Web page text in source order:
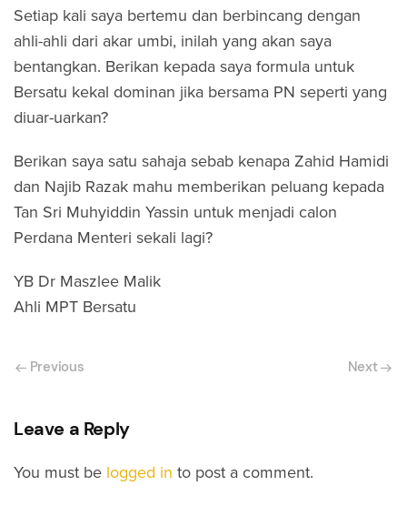
Setiap kali saya bertemu dan berbincang dengan
ahli-ahli dari akar umbi, inilah yang akan saya
bentangkan. Berikan kepada saya formula untuk
Bersatu kekal dominan jika bersama PN seperti yang
diuar-uarkan?
Berikan saya satu sahaja sebab kenapa Zahid Hamidi
dan Najib Razak mahu memberikan peluang kepada
Tan Sri Muhyiddin Yassin untuk menjadi calon
Perdana Menteri sekali lagi?
YB Dr Maszlee Malik
Ahli MPT Bersatu
Previous Next
Leave a Reply
You must be logged in to post a comment.